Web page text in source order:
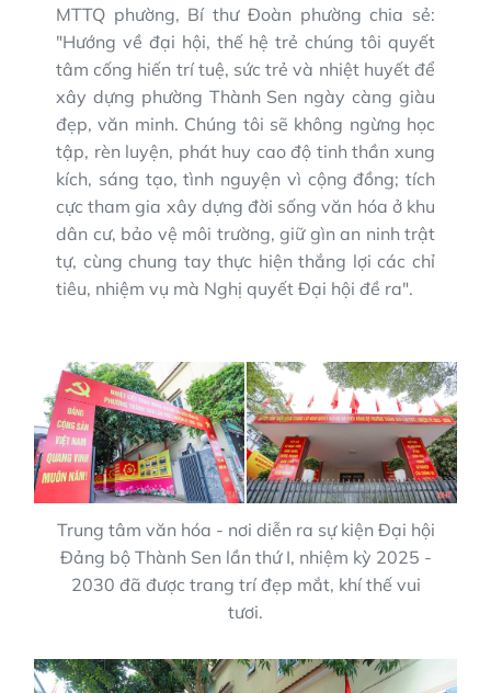
MTTQ phường, Bí thư Đoàn phường chia sẻ:
"Hướng về đại hội, thế hệ trẻ chúng tôi quyết
tâm cống hiến trí tuệ, sức trẻ và nhiệt huyết để
xây dựng phường Thành Sen ngày càng giàu
đẹp, văn minh. Chúng tôi sẽ không ngừng học
tập, rèn luyện, phát huy cao độ tinh thần xung
kích, sáng tạo, tình nguyện vì cộng đồng; tích
cực tham gia xây dựng đời sống văn hóa ở khu
dân cư, bảo vệ môi trường, giữ gìn an ninh trật
tự, cùng chung tay thực hiện thắng lợi các chỉ
tiêu, nhiệm vụ mà Nghị quyết Đại hội đề ra".
Trung tâm văn hóa - nơi diễn ra sự kiện Đại hội
Đảng bộ Thành Sen lần thứ I, nhiệm kỳ 2025 -
2030 đã được trang trí đẹp mắt, khí thế vui
tươi.